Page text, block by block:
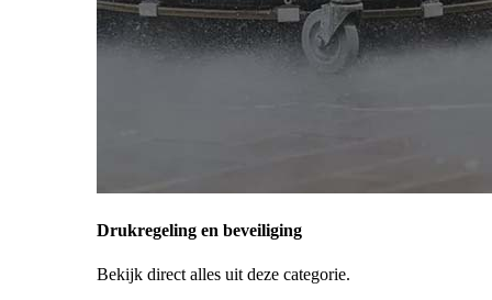
Drukregeling en beveiliging
Bekijk direct alles uit deze categorie.